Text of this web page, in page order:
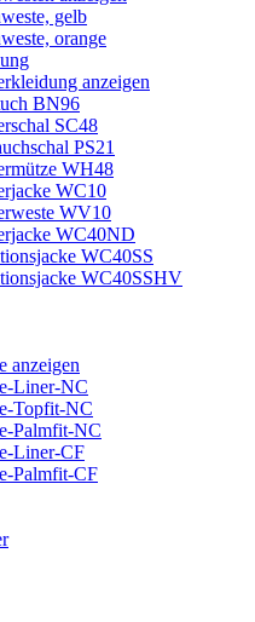
gelb
orange
anzeigen
BN96
SC48
PS21
WH48
WC10
WV10
WC40ND
WC40SS
WC40SSHV
anzeigen
Liner-NC
Topfit-NC
Palmfit-NC
Liner-CF
Palmfit-CF